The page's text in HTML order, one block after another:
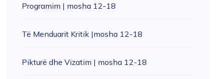
Programim | mosha 12-18
Të Menduarit Kritik |mosha 12-18
Pikturë dhe Vizatim | mosha 12-18